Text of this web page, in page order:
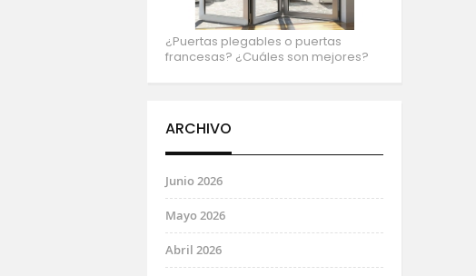
¿Puertas plegables o puertas
francesas? ¿Cuáles son mejores?
ARCHIVO
Junio 2026
Mayo 2026
Abril 2026